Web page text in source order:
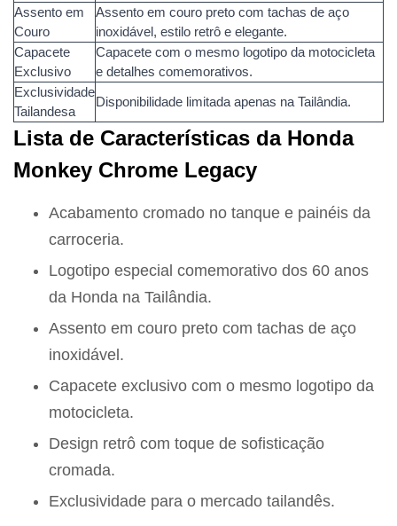
Assento em
Couro
Assento em couro preto com tachas de aço
inoxidável, estilo retrô e elegante.
Capacete
Exclusivo
Capacete com o mesmo logotipo da motocicleta
e detalhes comemorativos.
Exclusividade
Tailandesa
Disponibilidade limitada apenas na Tailândia.
Lista de Características da Honda
Monkey Chrome Legacy
Acabamento cromado no tanque e painéis da
carroceria.
Logotipo especial comemorativo dos 60 anos
da Honda na Tailândia.
Assento em couro preto com tachas de aço
inoxidável.
Capacete exclusivo com o mesmo logotipo da
motocicleta.
Design retrô com toque de sofisticação
cromada.
Exclusividade para o mercado tailandês.